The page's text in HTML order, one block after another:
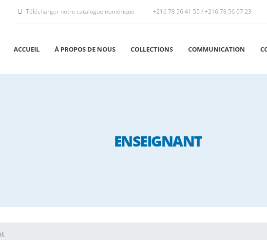
Télécharger notre catalogue numérique +216 78 56 41 55 /+216 78 56 07 23
ACCUEIL À PROPOS DE NOUS COLLECTIONS COMMUNICATION
ENSEIGNANT